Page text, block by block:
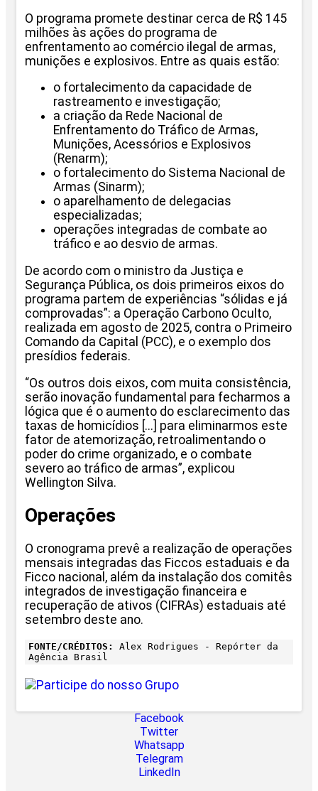
O programa promete destinar cerca de R$ 145
milhões às ações do programa de
enfrentamento ao comércio ilegal de armas,
munições e explosivos. Entre as quais estão:
o fortalecimento da capacidade de
rastreamento e investigação;
a criação da Rede Nacional de
Enfrentamento do Tráfico de Armas,
Munições, Acessórios e Explosivos
(Renarm);
o fortalecimento do Sistema Nacional de
Armas (Sinarm);
o aparelhamento de delegacias
especializadas;
operações integradas de combate ao
tráfico e ao desvio de armas.
De acordo com o ministro da Justiça e
Segurança Pública, os dois primeiros eixos do
programa partem de experiências “sólidas e já
comprovadas”: a Operação Carbono Oculto,
realizada em agosto de 2025, contra o Primeiro
Comando da Capital (PCC), e o exemplo dos
presídios federais.
“Os outros dois eixos, com muita consistência,
serão inovação fundamental para fecharmos a
lógica que é o aumento do esclarecimento das
taxas de homicídios [...] para eliminarmos este
fator de atemorização, retroalimentando o
poder do crime organizado, e o combate
severo ao tráfico de armas”, explicou
Wellington Silva.
Operações
O cronograma prevê a realização de operações
mensais integradas das Ficcos estaduais e da
Ficco nacional, além da instalação dos comitês
integrados de investigação financeira e
recuperação de ativos (CIFRAs) estaduais até
setembro deste ano.
FONTE/CRÉDITOS:
Alex Rodrigues - Repórter da
Agência Brasil
Facebook
Twitter
Whatsapp
Telegram
LinkedIn